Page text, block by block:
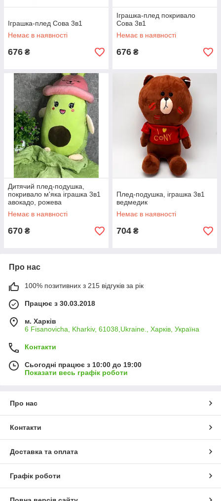
Іграшка-плед Сова 3в1
Немає в наявності
676 ₴
Іграшка-плед покривало
Сова 3в1
Немає в наявності
676 ₴
Дитячий плед-подушка,
покривало м'яка іграшка 3в1
авокадо, рожева
Немає в наявності
670 ₴
Плед-подушка, іграшка 3в1
ведмедик
Немає в наявності
704 ₴
Про нас
100% позитивних з 215 відгуків за рік
Працює з 30.03.2018
м. Харків
6 Fisanovicha, Kharkiv, 61038,Ukraine., Харків, Україна
Контакти
Сьогодні працює з 10:00 до 19:00
Показати весь графік роботи
Про нас
Контакти
Доставка та оплата
Графік роботи